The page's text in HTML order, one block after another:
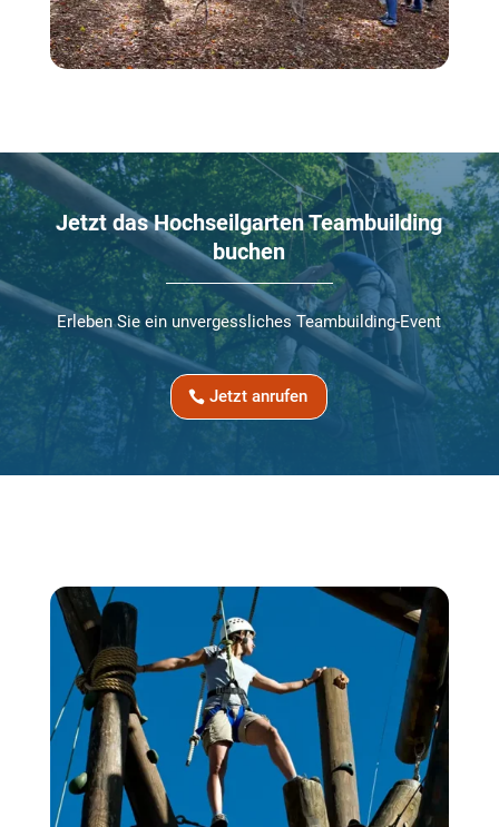
Jetzt das Hochseilgarten Teambuilding
buchen
Erleben Sie ein unvergessliches Teambuilding-Event
Jetzt anrufen